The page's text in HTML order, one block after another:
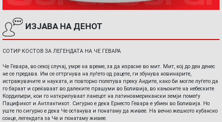
ИЗЈАВА НА ДЕНОТ
СОТИР КОСТОВ ЗА ЛЕГЕНДАТА НА ЧЕ ГЕВАРА
Че Гевара, во секој случај, умре на време, за да израсне во мит. Мит, кој до ден денес
не се предава. Им се оттргнува на луѓето од рацете, ги збунува новинарите,
истражувачите и науката, и повторно полетува преку Андите, како би могле луѓето да
го бараат и среќаваат во далеките прашуми во Боливија, во кањоните на небеските
Кордиљери, кои го наткрилуваат ланецот на латиноамерикански земји помеѓу
Пацификот и Антлантикот. Сигурно е дека Ернесто Гевара е убиен во Боливија. Но
уште по сигурно е дека Че останува и понатаму да живее. На вечно жешкото кубанско
сонце, легендата за Че и понатаму живее.